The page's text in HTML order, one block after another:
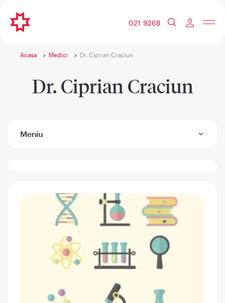
021 9268
Acasa Medici Dr. Ciprian Craciun
Dr. Ciprian Craciun
Meniu